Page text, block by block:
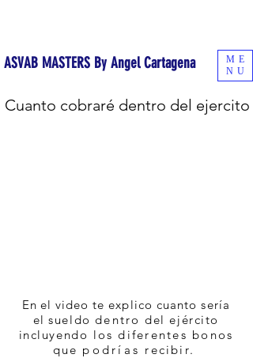
ASVAB MASTERS By Angel Cartagena
ME
NU
Cuanto cobraré dentro del ejercito
En el video te explico cuanto sería
elsueldodentro del ejército
incluyendo los diferentes bonos
que podrías recibir.